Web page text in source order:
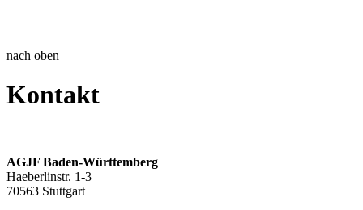
nach oben
Kontakt
AGJF Baden-Württemberg
Haeberlinstr. 1-3
70563 Stuttgart